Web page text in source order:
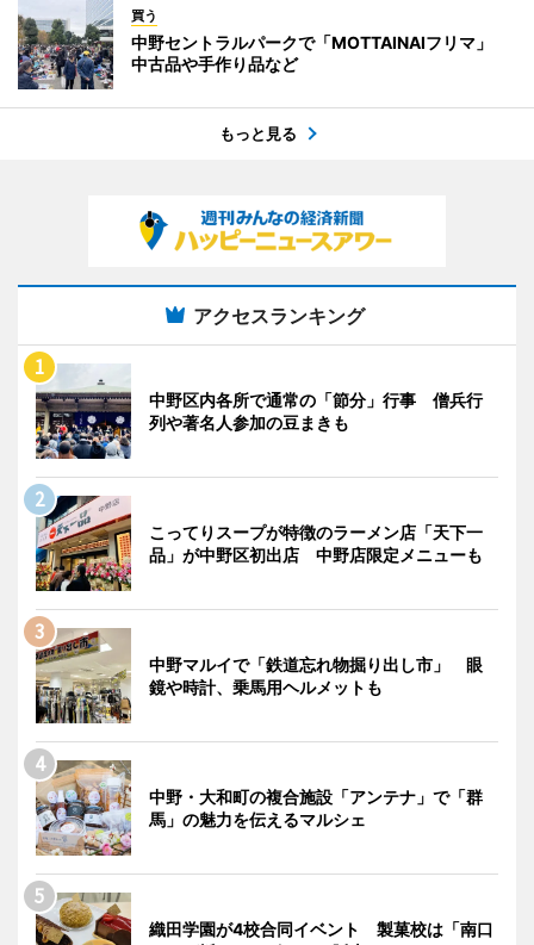
買う
中野セントラルパークで「MOTTAINAIフリマ」
中古品や手作り品など
もっと見る
アクセスランキング
中野区内各所で通常の「節分」行事 僧兵行
列や著名人参加の豆まきも
こってりスープが特徴のラーメン店「天下一
品」が中野区初出店 中野店限定メニューも
中野マルイで「鉄道忘れ物掘り出し市」 眼
鏡や時計、乗馬用ヘルメットも
中野・大和町の複合施設「アンテナ」で「群
馬」の魅力を伝えるマルシェ
織田学園が4校合同イベント 製菓校は「南口